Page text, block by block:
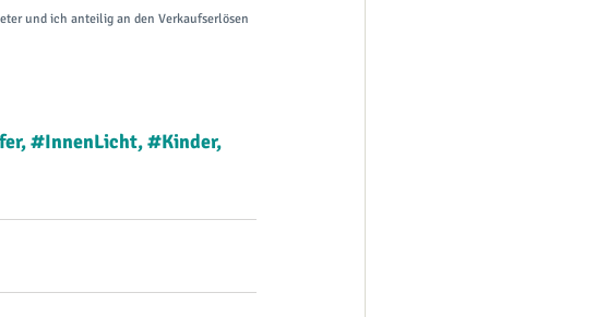
und ich anteilig an den Verkaufserlösen
, #InnenLicht, #Kinder,